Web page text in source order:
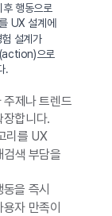
후 행동으로
를 UX 설계에
설계가
(action)으로
.
제나 트렌드
합니다.
리를 UX
색 부담을
을 즉시
자 만족이